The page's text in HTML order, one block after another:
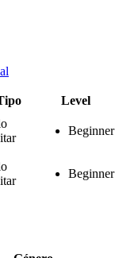
Level
Beginner
Beginner